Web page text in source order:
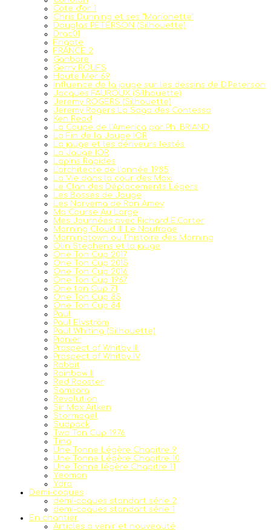
Cote d'or 1
Chris Dunning et ses "Marionette"
Douglas PETERSON (Silhouette)
Drac01
Frigate
FRANCE 2
Ganbare
Gerry ROUFS
Haute Mer 69
Influence de la jauge sur les dessins de D.Peterson
Jacques FAUROUX (Silhouette)
Jeremy ROGERS (Silhouette)
Jeremy Rogers La Saga des Contessa
Ken Read
La Coupe de l'America par Ph. BRIAND
La Fin de la Jauge IOR
La jauge et les dériveurs lestés
La Jauge IOR
Lapins Rapides
L'architecte de l'année 1985
La Vie dans la cour des Maxi
Le Clan des Déplacements Légers
Les Bosses de Jauge
Les Noryema de Ron Amey
Ma Course Au Large
Mes Journées avec Richard E.Carter
Morning Cloud III Le Naufrage
Morningtown ou l'histoire des Morning
Olin Stephens et la jauge
One Ton Cup 2017
One Ton Cup 2015
One Ton Cup 2016
One Ton Cup 1967
One ton Cup 71
One Ton Cup 85
One Ton Cup 84
Paul
Paul Elvström
Paul Whiting (Silhouette)
Pionier
Prospect of Whitby III
Prospect of Whitby IV
Rabbit
Rainbow II
Red Rooster
Samsara
Revolution
Sir Max Aitken
Stormogel
Sudpack
Two Ton Cup 1976
Tina
Une Tonne Légère Chapitre 9
Une Tonne Légère Chapitre 10
Une Tonne légère Chapitre 11
Yeoman
Ydra
Demi-coques
demi-coques standart série 2
demi-coques standart série 1
En chantier
Articles a venir et nouveauté